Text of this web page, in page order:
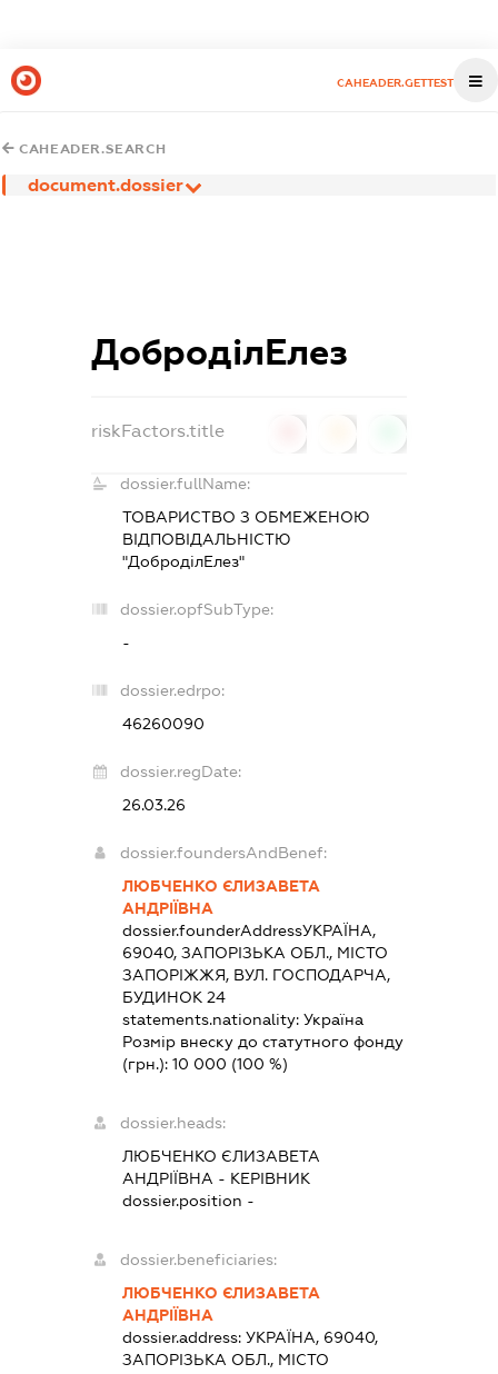
CAHEADER.GETTEST
CAHEADER.SEARCH
document.dossier
ДоброділЕлез
riskFactors.title
dossier.fullName:
ТОВАРИСТВО З ОБМЕЖЕНОЮ
ВІДПОВІДАЛЬНІСТЮ
"ДоброділЕлез"
dossier.opfSubType:
-
dossier.edrpo:
46260090
dossier.regDate:
26.03.26
dossier.foundersAndBenef:
ЛЮБЧЕНКО ЄЛИЗАВЕТА
АНДРІЇВНА
dossier.founderAddressУКРАЇНА,
69040, ЗАПОРІЗЬКА ОБЛ., МІСТО
ЗАПОРІЖЖЯ, ВУЛ. ГОСПОДАРЧА,
БУДИНОК 24
statements.nationality: Україна
Розмір внеску до статутного фонду
(грн.): 10 000 (100 %)
dossier.heads:
ЛЮБЧЕНКО ЄЛИЗАВЕТА
АНДРІЇВНА - КЕРІВНИК
dossier.position -
dossier.beneficiaries:
ЛЮБЧЕНКО ЄЛИЗАВЕТА
АНДРІЇВНА
dossier.address: УКРАЇНА, 69040,
ЗАПОРІЗЬКА ОБЛ., МІСТО